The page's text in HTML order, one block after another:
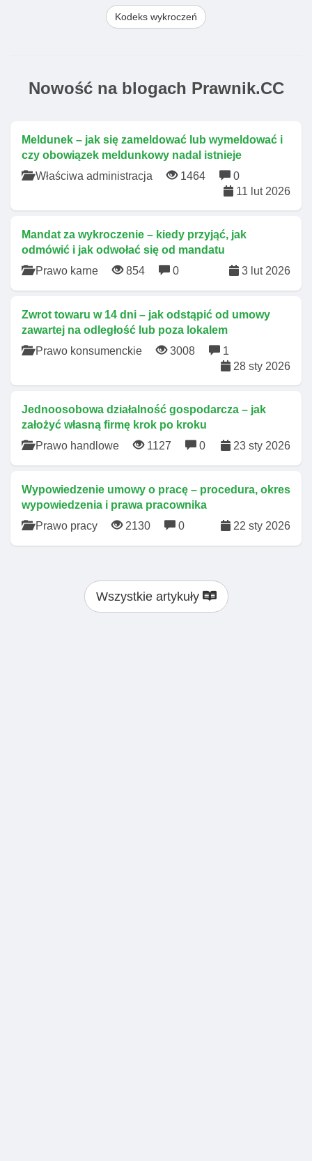
Kodeks wykroczeń
Nowość na blogach Prawnik.CC
Meldunek – jak się zameldować lub wymeldować i
czy obowiązek meldunkowy nadal istnieje
Właściwa administracja
1464
0
11 lut 2026
Mandat za wykroczenie – kiedy przyjąć, jak
odmówić i jak odwołać się od mandatu
Prawo karne
854 0 3 lut 2026
Zwrot towaru w 14 dni – jak odstąpić od umowy
zawartej na odległość lub poza lokalem
Prawo konsumenckie
3008
1
28 sty 2026
Jednoosobowa działalność gospodarcza – jak
założyć własną firmę krok po kroku
Prawo handlowe
1127 0 23 sty 2026
Wypowiedzenie umowy o pracę – procedura, okres
wypowiedzenia i prawa pracownika
Prawo pracy
2130 0 22 sty 2026
Wszystkie artykuły